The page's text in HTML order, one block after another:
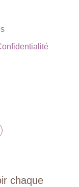
chaque